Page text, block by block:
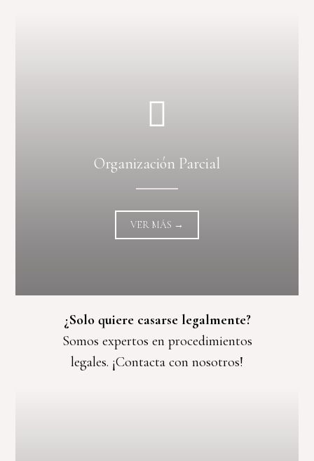
Organización Parcial
VER MÁS →
¿Solo quiere casarse legalmente?
Somos expertos en procedimientos
legales. ¡Contacta con nosotros!